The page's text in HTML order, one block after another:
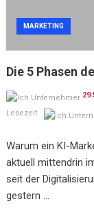
MARKETING
Die 5 Phasen
Lesezeit
Warum ein KI-
aktuell mittendrin
seit der
gestern ...